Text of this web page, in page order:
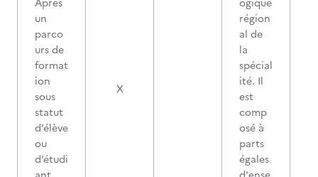
Après
un
parco
urs de
format
ion
sous
statut
d’élève
ou
d’étudi
X
ogique
région
al de
la
spécial
ité. Il
est
comp
osé à
parts
égales